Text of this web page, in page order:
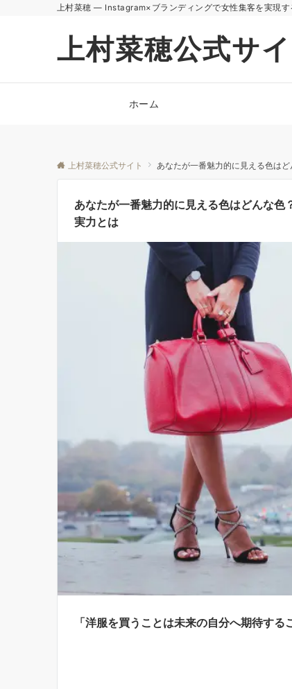
上村菜穂 — Instagram×ブランディングで女性集客を実現す
上村菜穂公式サ
ホーム
上村菜穂公式サイト あなたが一番魅力的に見える色は
あなたが一番魅力的に見える色はどんな
実力とは
「洋服を買うことは未来の自分へ期待する